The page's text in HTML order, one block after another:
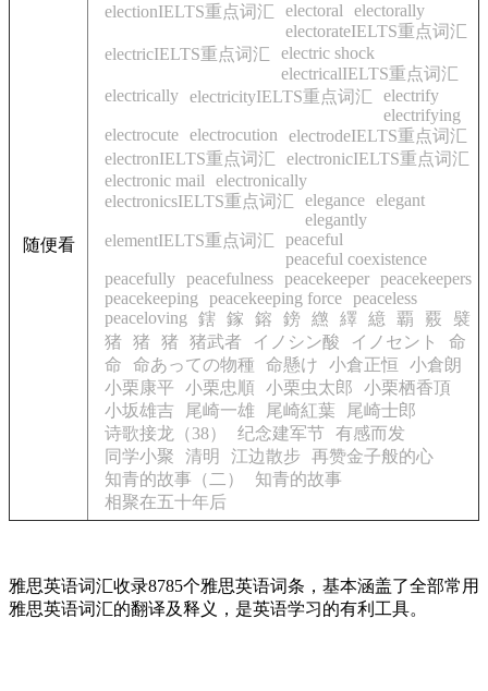
随便看
electionIELTS重点词汇
electoral
electorally
electorateIELTS重点词汇
electricIELTS重点词汇
electric shock
electricalIELTS重点词汇
electrically electricityIELTS重点词汇
electrify
electrifying
electrocute electrocution
electrodeIELTS重点词汇
electronIELTS重点词汇
electronicIELTS重点词汇
electronic mail
electronically
electronicsIELTS重点词汇
elegance elegant
elegantly
elementIELTS重点词汇
peaceful
peaceful coexistence
peacefully peacefulness peacekeeper peacekeepers
peacekeeping
peacekeeping force peaceless
peaceloving
鎋 鎵 鎔 鎊 繺 繹 繶 覇 覈
襞
猪 猪 猪 猪武者 イノシン酸 イノセント
命
命
命あっての物種 命懸け 小倉正恒
小倉朗
小栗康平
小栗忠順 小栗虫太郎
小栗栖香頂
小坂雄吉
尾崎一雄 尾崎紅葉
尾崎士郎
诗歌接龙（38）
纪念建军节 有感而发
同学小聚
清明 江边散步 再赞金子般的心
知青的故事（二）
知青的故事
相聚在五十年后
雅思英语词汇收录8785个雅思英语词条，基本涵盖了全部常用
雅思英语词汇的翻译及释义，是英语学习的有利工具。